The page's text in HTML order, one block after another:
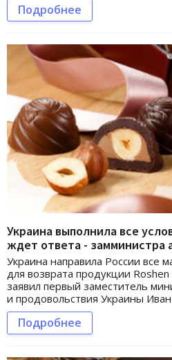
Подробнее
Украина выполнила все
ждет ответа - замминистра
Украина направила России все
для возврата продукции
заявил первый заместитель
и продовольствия Украины
Подробнее